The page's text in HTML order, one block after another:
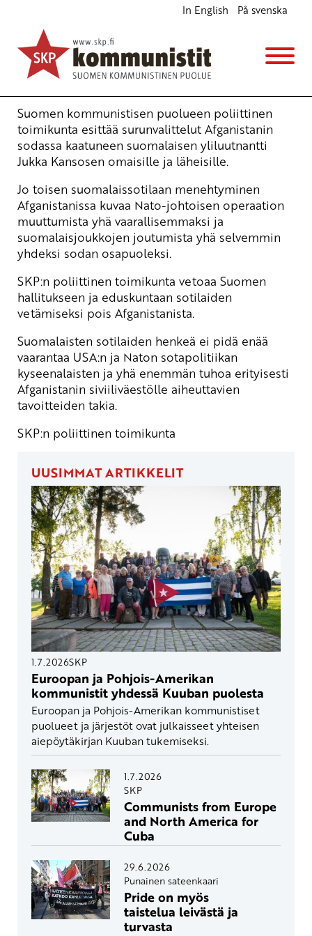
In English På svenska
Joukot pois Afganistanista
Ajankohtaista
16.2.2011 - 8:30(Muokattu 6.11.2025 - 13:39)
Suomen kommunistisen puolueen poliittinen
toimikunta esittää surunvalittelut Afganistanin
sodassa kaatuneen suomalaisen yliluutnantti
Jukka Kansosen omaisille ja läheisille.
Jo toisen suomalaissotilaan menehtyminen
Afganistanissa kuvaa Nato-johtoisen operaation
muuttumista yhä vaarallisemmaksi ja
suomalaisjoukkojen joutumista yhä selvemmin
yhdeksi sodan osapuoleksi.
SKP:n poliittinen toimikunta vetoaa Suomen
hallitukseen ja eduskuntaan sotilaiden
vetämiseksi pois Afganistanista.
Suomalaisten sotilaiden henkeä ei pidä enää
vaarantaa USA:n ja Naton sotapolitiikan
kyseenalaisten ja yhä enemmän tuhoa erityisesti
Afganistanin siviiliväestölle aiheuttavien
tavoitteiden takia.
SKP:n poliittinen toimikunta
UUSIMMAT ARTIKKELIT
1.7.2026SKP
Euroopan ja Pohjois-Amerikan
kommunistit yhdessä Kuuban puolesta
Euroopan ja Pohjois-Amerikan kommunistiset
puolueet ja järjestöt ovat julkaisseet yhteisen
aiepöytäkirjan Kuuban tukemiseksi.
1.7.2026
SKP
Communists from Europe
and North America for
Cuba
29.6.2026
Punainen sateenkaari
Pride on myös
taistelua leivästä ja
turvasta